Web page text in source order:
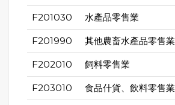
F201030 水產品零售業
F201990 其他農畜水產品零售業
F202010 飼料零售業
F203010 食品什貨、飲料零售業